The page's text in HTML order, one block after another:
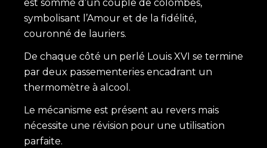
est sommé d’un couple de colombes,
symbolisant l’Amour et de la fidélité,
couronné de lauriers.
De chaque côté un perlé Louis XVI se termine
par deux passementeries encadrant un
thermomètre à alcool.
Le mécanisme est présent au revers mais
nécessite une révision pour une utilisation
parfaite.